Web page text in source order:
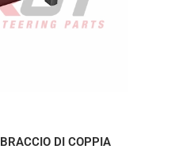
BRACCIO DI COPPIA